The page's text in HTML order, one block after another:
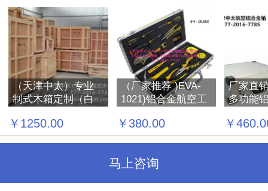
（天津中太）专业
制式木箱定制（白
木箱 设备仪器周转
木箱等
￥1250.00
（厂家推荐 )EVA-
1021)铝合金航空工
浪棉 防静电手撕
EVA珍珠棉，天津中
李箱锁扣 航空箱配
￥380.00
厂家直
多功能
工具箱
￥
马上咨询